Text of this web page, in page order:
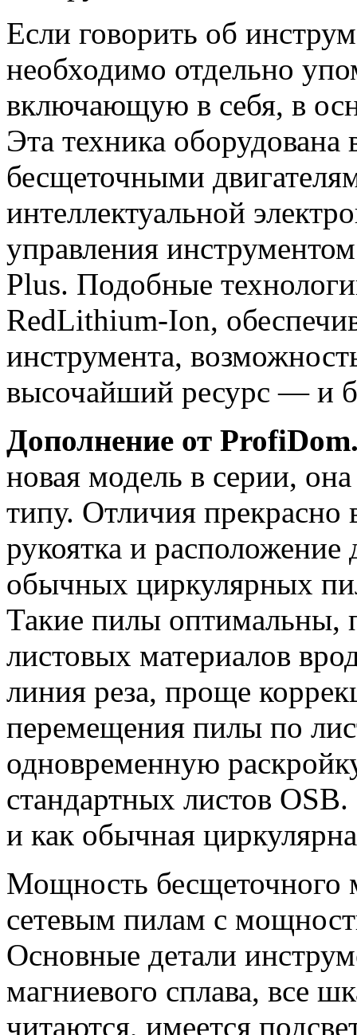
Если говорить об
необходимо отдельно
включающую в себя, в
Эта техника
бесщеточными
интеллектуальной
управления
Plus. Подобные
RedLithium-Ion,
инструмента,
высочайший ресурс — и
Дополнение от
новая модель в серии,
типу. Отличия прекрасно
рукоятка и
обычных циркулярных
Такие пилы оптимальны,
листовых материалов
линия реза, проще
перемещения пилы по
одновременную
стандартных листов
и как обычная
Мощность бесщеточного
сетевым пилам с
Основные детали
магниевого сплава, все
читаются, имеется